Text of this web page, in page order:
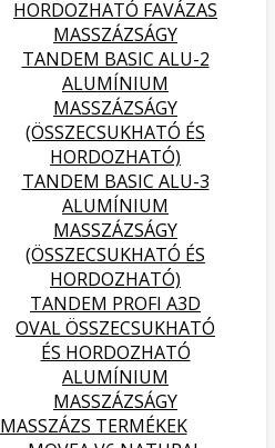
HORDOZHATÓ FAVÁZAS
MASSZÁZSÁGY
TANDEM BASIC ALU-2
ALUMÍNIUM
MASSZÁZSÁGY
(ÖSSZECSUKHATÓ ÉS
HORDOZHATÓ)
TANDEM BASIC ALU-3
ALUMÍNIUM
MASSZÁZSÁGY
(ÖSSZECSUKHATÓ ÉS
HORDOZHATÓ)
TANDEM PROFI A3D
OVAL ÖSSZECSUKHATÓ
ÉS HORDOZHATÓ
ALUMÍNIUM
MASSZÁZSÁGY
MASSZÁZS TERMÉKEK